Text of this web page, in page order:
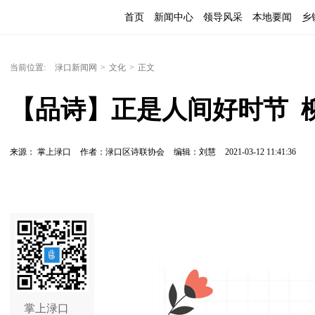
首页 新闻中心 领导风采 本地要闻 乡
当前位置: 渌口新闻网 > 文化 > 正文
【品诗】正是人间好时节
来源： 掌上渌口 作者：渌口区诗联协会 编辑：刘慧 2021-03-12 11:41:36
掌上渌口